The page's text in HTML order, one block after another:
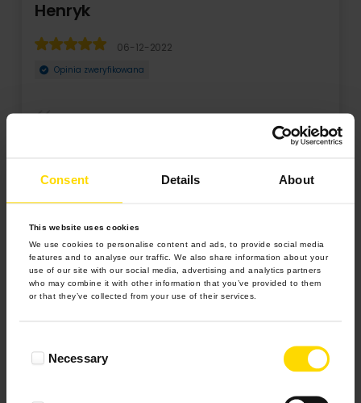
Consent Details About
This website uses cookies
We use cookies to personalise content and ads, to provide social media
features and to analyse our traffic. We also share information about your
use of our site with our social media, advertising and analytics partners
who may combine it with other information that you’ve provided to them
or that they’ve collected from your use of their services.
SelectionNecessary
06-12-2022
zweryfikowana
Dzień dobry
4.9 z 5.0